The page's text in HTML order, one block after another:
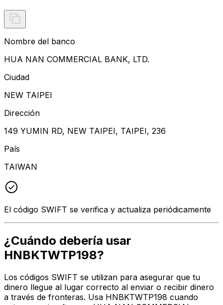
Nombre del banco
HUA NAN COMMERCIAL BANK, LTD.
Ciudad
NEW TAIPEI
Dirección
149 YUMIN RD, NEW TAIPEI, TAIPEI, 236
País
TAIWAN
El código SWIFT se verifica y actualiza periódicamente
¿Cuándo debería usar
HNBKTWTP198?
Los códigos SWIFT se utilizan para asegurar que tu
dinero llegue al lugar correcto al enviar o recibir dinero
a través de fronteras. Usa HNBKTWTP198 cuando